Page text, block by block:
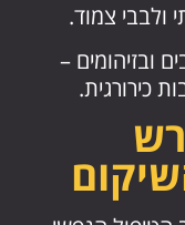
ולבבי צמוד.
ובזיהומים –
כירורגית.